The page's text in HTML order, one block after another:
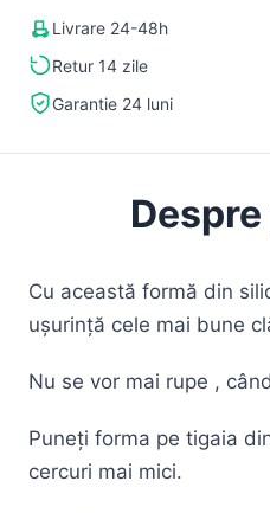
Livrare 24-48h
Retur 14 zile
Garantie 24 luni
Cu această formă din
ușurință cele mai bune
Nu se vor mai rupe ,
Puneți forma pe tigaia
cercuri mai mici.